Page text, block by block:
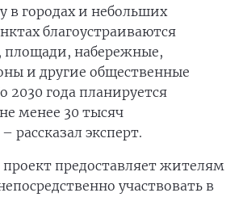
в городах и небольших
благоустраиваются
площади, набережные,
и другие общественные
2030 года планируется
менее 30 тысяч
рассказал эксперт.
проект предоставляет жителям
участвовать в